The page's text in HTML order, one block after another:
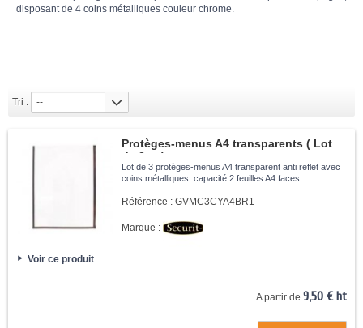
disposant de 4 coins métalliques couleur chrome.
Tri : --
Protèges-menus A4 transparents ( Lot
de 3ex )
Lot de 3 protèges-menus A4 transparent anti reflet avec
coins métalliques. capacité 2 feuilles A4 faces.
Référence : GVMC3CYA4BR1
Marque :
Voir ce produit
A partir de 9,50 € ht